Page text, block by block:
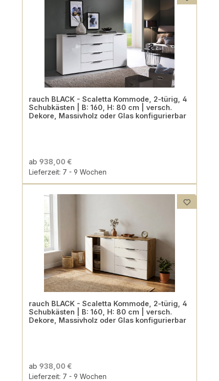
rauch BLACK - Scaletta Kommode, 2-türig, 4
Schubkästen | B: 160, H: 80 cm | versch.
Dekore, Massivholz oder Glas konfigurierbar
ab 938,00 €
Lieferzeit: 7 - 9 Wochen
rauch BLACK - Scaletta Kommode, 2-türig, 4
Schubkästen | B: 160, H: 80 cm | versch.
Dekore, Massivholz oder Glas konfigurierbar
ab 938,00 €
Lieferzeit: 7 - 9 Wochen